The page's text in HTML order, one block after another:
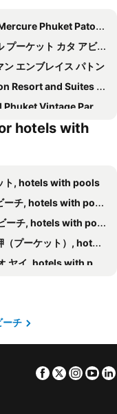
Phuket Patong
ット カタ アビスタ リゾート アンド スパ
ン エンブレイス パトン
and Suites Phuket
Vintage Park Resort
Phuket Patong - MGallery
Palm Beach Resort
Patong Beachfront
テル
Patong
and Spa Patong, Phuket
タ リゾート プーケット
ト パビリオンズ
Hotels Phuket Resort By Ihg
hotels with
ト, hotels with pools
ーチ, hotels with pools
ーチ, hotels with pools
ーケット）, hotels with pools
ヤイ, hotels with pools
ーチ, hotels with pools
ーチ, hotels with pools
Yai, hotels with pools
ーチ
Facebook
Twitter